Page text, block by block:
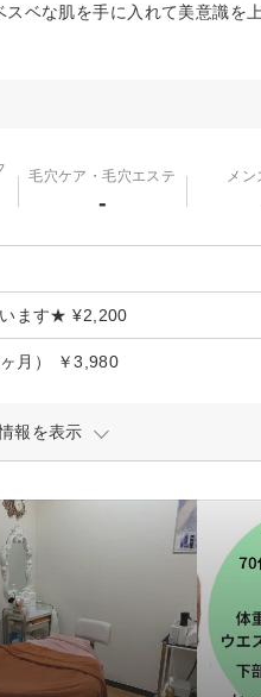
ベな肌を手に入れて美意識を
毛穴ケア・毛穴エステ
-
メン
います★ ¥2,200
月） ￥3,980
報を表示